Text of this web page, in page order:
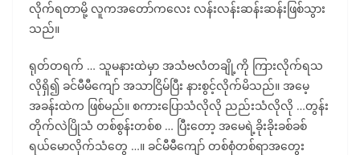
လိုက်ရတာမို့ လူကအတော်ကလေး လန်းလန်းဆန်းဆန်းဖြစ်သွား
သည်။
ရုတ်တရက် … သူမနားထဲမှာ အသံဗလံတချို့ကို ကြားလိုက်ရသ
လိုရှိ၍ ခင်မီမီကျော် အသာငြိမ်ပြီး နားစွင့်လိုက်မိသည်။ အမေ့
အခန်းထဲက ဖြစ်မည်။ စကားပြောသံလိုလို ညည်းသံလိုလို …တွန်း
တိုက်လဲပြိုသံ တစ်စွန်းတစ်စ … ပြီးတော့ အမေရဲ့ခိုးခိုးခစ်ခစ်
ရယ်မောလိုက်သံတွေ …။ ခင်မီမီကျော် တစ်စုံတစ်ရာအတွေး